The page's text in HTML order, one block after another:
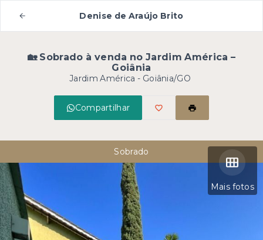
Denise de Araújo Brito
🏡 Sobrado à venda no Jardim América –
Goiânia
Jardim América - Goiânia/GO
Compartilhar
Mais fotos
Sobrado